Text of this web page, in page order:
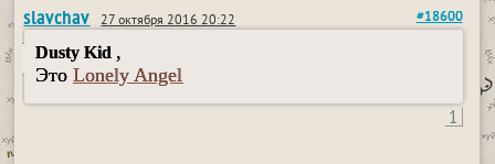
slavchav 27 октября 2016 20:22 #18600
Dusty Kid ,
ЭтоLonely Angel
1